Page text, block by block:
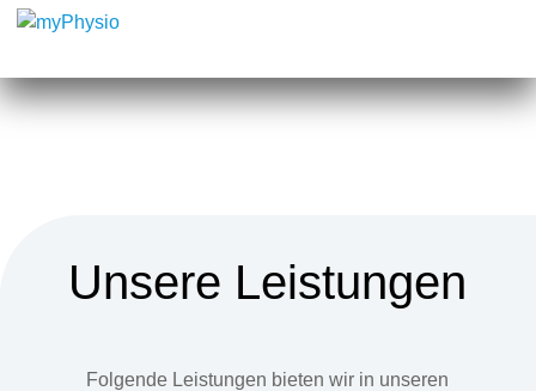
Unsere Leistungen
Folgende Leistungen bieten wir in unseren